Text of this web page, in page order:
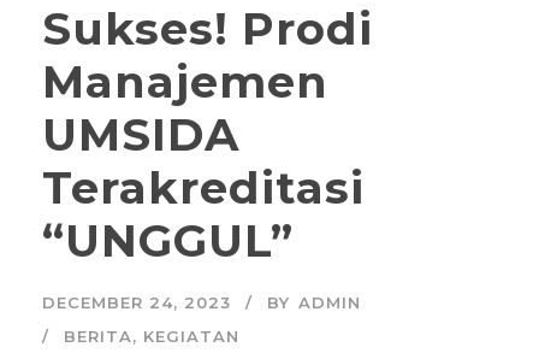
Sukses! Prodi
Manajemen
UMSIDA
Terakreditasi
“UNGGUL”
DECEMBER 24, 2023 BY ADMIN
BERITA, KEGIATAN